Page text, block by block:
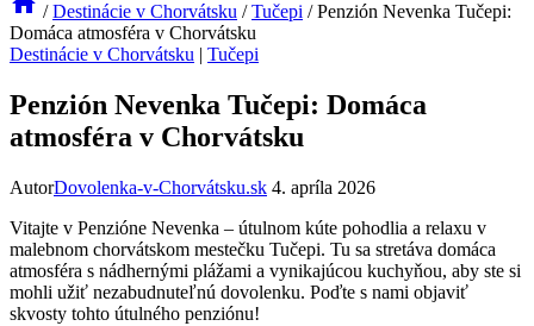
/ Destinácie v Chorvátsku / Tučepi / Penzión Nevenka Tučepi:
Domáca atmosféra v Chorvátsku
Destinácie v Chorvátsku | Tučepi
Penzión Nevenka Tučepi: Domáca
atmosféra v Chorvátsku
AutorDovolenka-v-Chorvátsku.sk 4. apríla 2026
Vitajte v Penzióne Nevenka – útulnom kúte pohodlia a relaxu v
malebnom chorvátskom mestečku Tučepi. Tu sa stretáva domáca
atmosféra s nádhernými plážami a vynikajúcou kuchyňou, aby ste si
mohli užiť nezabudnuteľnú dovolenku. Poďte s nami objaviť
skvosty tohto útulného penziónu!